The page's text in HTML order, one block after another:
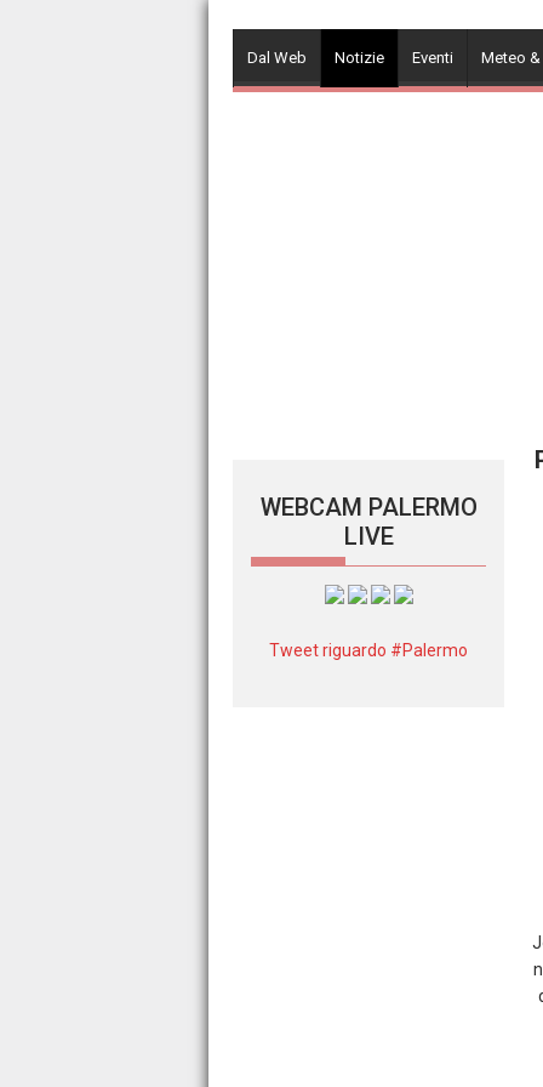
contentDal Web Notizie Eventi Meteo
WEBCAM PALERMO
LIVE
Tweet riguardo #Palermo